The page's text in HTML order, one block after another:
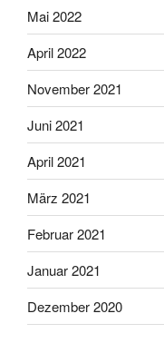
Mai 2022
April 2022
November 2021
Juni 2021
April 2021
März 2021
Februar 2021
Januar 2021
Dezember 2020